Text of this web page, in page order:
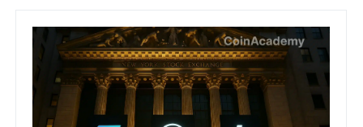
La Bourse de New York lance les premiers ETFs